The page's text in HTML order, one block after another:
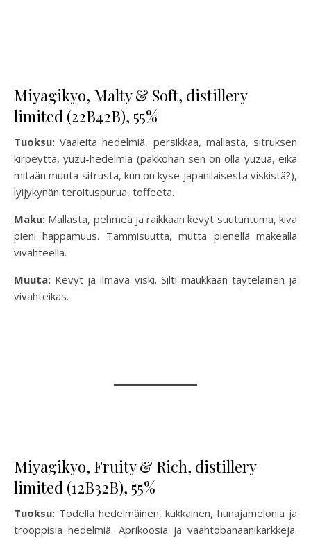
Miyagikyo, Malty & Soft, distillery
limited (22B42B), 55%
Tuoksu: Vaaleita hedelmiä, persikkaa, mallasta, sitruksen
kirpeyttä, yuzu-hedelmiä (pakkohan sen on olla yuzua, eikä
mitään muuta sitrusta, kun on kyse japanilaisesta viskistä?),
lyijykynän teroituspurua, toffeeta.
Maku: Mallasta, pehmeä ja raikkaan kevyt suutuntuma, kiva
pieni happamuus. Tammisuutta, mutta pienellä makealla
vivahteella.
Muuta: Kevyt ja ilmava viski. Silti maukkaan täyteläinen ja
vivahteikas.
Miyagikyo, Fruity & Rich, distillery
limited (12B32B), 55%
Tuoksu: Todella hedelmäinen, kukkainen, hunajamelonia ja
trooppisia hedelmiä. Aprikoosia ja vaahtobanaanikarkkeja.